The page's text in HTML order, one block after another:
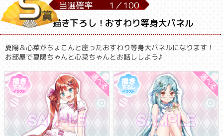
当選確率 1／100
描き下ろし！おすわり等身大パネル
夏陽＆心菜がちょこんと座ったおすわり等身大パネルになります！
お部屋で夏陽ちゃんと心菜ちゃんとお話ししよう♪